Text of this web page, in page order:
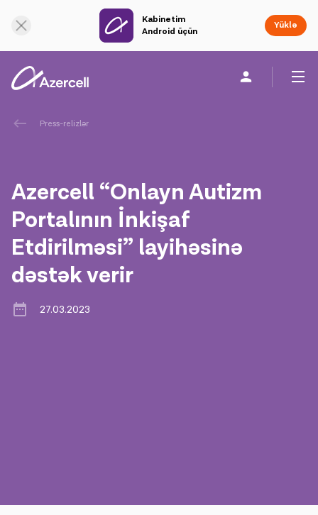
Kabinetim
Android üçün
Yüklə
Fərdi
Korporativ Sosial Məsuliyyət
Dayanıqlılıq
Karyera
Azercell Akademiyası
Press-relizlər
Azercell “Onlayn Autizm
Portalının İnkişaf
Etdirilməsi” layihəsinə
dəstək verir
27.03.2023
Onlayn dəstək